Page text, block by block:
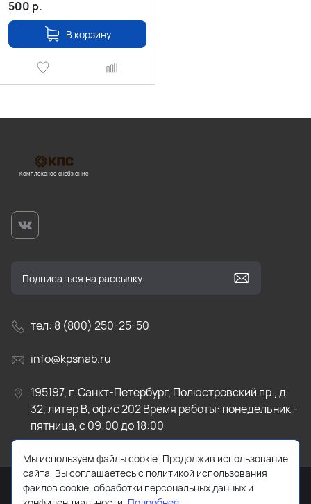
500 р.
В корзину
Комплексное снабжение
тел: 8 (800) 250-25-50
info@kpsnab.ru
195197, г. Санкт-Петербург, Полюстровский пр., д.
32, литер В, офис 202 Время работы: понедельник -
пятница, с 09:00 до 18:00
Мы используем файлы cookie. Продолжив использование
сайта, Вы соглашаетесь с политикой использования
файлов cookie, обработки персональных данных и